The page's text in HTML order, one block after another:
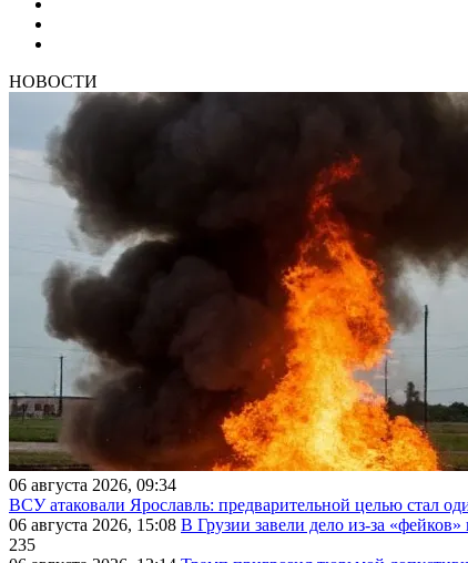
НОВОСТИ
06 августа 2026, 09:34
ВСУ атаковали Ярославль: предварительной целью стал
06 августа 2026, 15:08 В Грузии завели дело из-за
235